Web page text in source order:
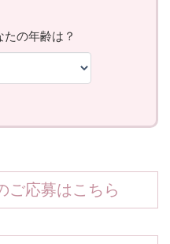
ご応募はこちら